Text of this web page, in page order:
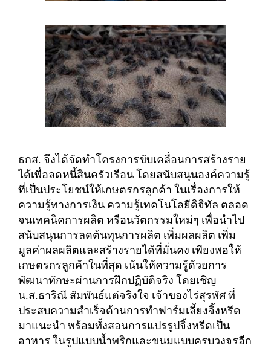
ธกส. จึงได้จัดทำโครงการขับเคลื่อนการสร้างราย
ได้เพื่อลดหนี้สินครัวเรือน โดยสนับสนุนองค์ความรู้
ที่เป็นประโยชน์ให้เกษตรกรลูกค้า ในเรื่องการให้
ความรู้ทางการเงิน ความรู้เทคโนโลยีดิจิทัล ตลอด
จนเทคนิคการผลิต หรือนวัตกรรมใหม่ๆ เพื่อนำไป
สนับสนุนการลดต้นทุนการผลิต เพิ่มผลผลิต เพิ่ม
มูลค่าผลผลิตและสร้างรายได้ที่มั่นคง เพียงพอให้
เกษตรกรลูกค้าในที่สุด เน้นให้ความรู้ด้วยการ
พัฒนาทักษะผ่านการฝึกปฏิบัติจริง โดยเชิญ
น.ส.ธาริณี สัมพันธ์แต่จริงใจ เจ้าของไร่สุรพัศ ที่
ประสบความสำเร็จด้านการทำฟาร์มเลี้ยงจิ้งหรีด
มาแนะนำ พร้อมทั้งสอนการแปรรูปจิ้งหรีดเป็น
อาหาร ในรูปแบบน้ำพริกและขนมแบบครบวงจรอีก